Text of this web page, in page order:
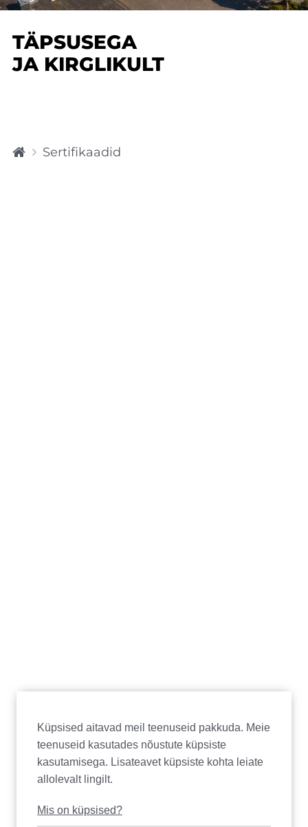
TÄPSUSEGA
JA KIRGLIKULT
H
Sertifikaadid
Küpsised aitavad meil teenuseid pakkuda. Meie
teenuseid kasutades nõustute küpsiste
kasutamisega. Lisateavet küpsiste kohta leiate
allolevalt lingilt.
Mis on küpsised?